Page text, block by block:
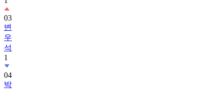
03
변
우
석
1
04
박